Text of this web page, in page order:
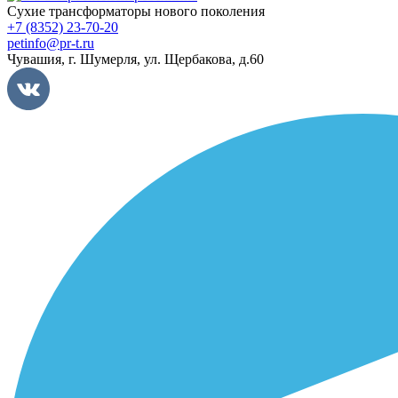
Сухие трансформаторы нового поколения
+7 (8352) 23-70-20
petinfo@pr-t.ru
Чувашия, г. Шумерля, ул. Щербакова, д.60